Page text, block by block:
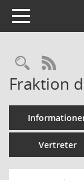
Toggle navigation
Fraktion
Vertreter